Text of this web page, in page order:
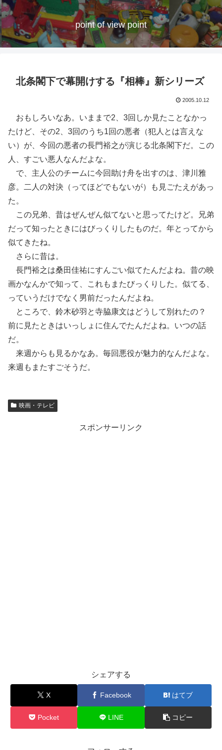
point of view point
北条閣下で幕開けする『相棒』新シリーズ
2005.10.12
おもしろいなあ。いままで2、3回しか見たことなかっ
たけど、その2、3回のうち1回の悪者（犯人とは言えな
い）が、今回の悪者の長門裕之が演じる北条閣下だ。この
人、すごい悪人なんだよな。
で、主人公のチームに今回助け舟を出すのは、津川雅
彦。二人の対決（ってほどでもないが）も見ごたえがあっ
た。
この兄弟、昔はぜんぜん似てないと思ってたけど。兄弟
だって知ったときにはびっくりしたものだ。年とってから
似てきたね。
さらに昔は。
長門裕之は桑田佳祐にすんごい似てたんだよね。昔の映
画かなんかで知って、これもまたびっくりした。似てる、
っていうだけでなく男前だったんだよね。
ところで、鈴木砂羽と寺脇康文はどうして別れたの？
前に見たときはいっしょに住んでたんだよね。いつの話
だ。
来週からも見るかなあ。毎回悪役が魅力的なんだよな。
来週もまたすごそうだ。
映画・テレビ
スポンサーリンク
シェアする
X Facebook はてブ
Pocket LINE コピー